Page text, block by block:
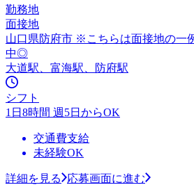
勤務地
面接地
山口県防府市 ※こちらは面接地の一
中◎
大道駅、富海駅、防府駅
シフト
1日8時間 週5日からOK
交通費支給
未経験OK
詳細を見る 応募画面に進む